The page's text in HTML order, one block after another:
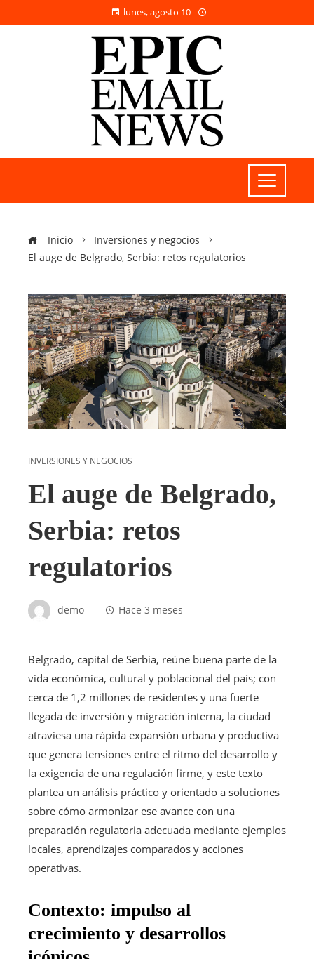
lunes, agosto 10
Inicio
Inversiones y negocios
El auge de Belgrado, Serbia: retos regulatorios
INVERSIONES Y NEGOCIOS
El auge de Belgrado,
Serbia: retos
regulatorios
demo Hace 3 meses
Belgrado, capital de Serbia, reúne buena parte de la
vida económica, cultural y poblacional del país; con
cerca de 1,2 millones de residentes y una fuerte
llegada de inversión y migración interna, la ciudad
atraviesa una rápida expansión urbana y productiva
que genera tensiones entre el ritmo del desarrollo y
la exigencia de una regulación firme, y este texto
plantea un análisis práctico y orientado a soluciones
sobre cómo armonizar ese avance con una
preparación regulatoria adecuada mediante ejemplos
locales, aprendizajes comparados y acciones
operativas.
Contexto: impulso al
crecimiento y desarrollos